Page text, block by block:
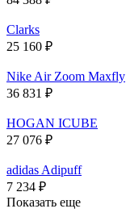
Clarks
25 160 ₽
Nike Air Zoom Maxfly
36 831 ₽
HOGAN ICUBE
27 076 ₽
adidas Adipuff
7 234 ₽
Показать еще